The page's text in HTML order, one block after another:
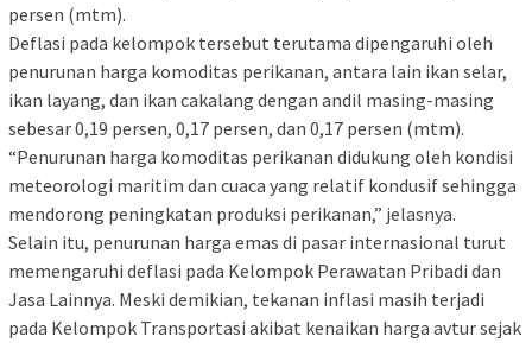
persen (mtm).
Deflasi pada kelompok tersebut terutama dipengaruhi oleh
penurunan harga komoditas perikanan, antara lain ikan selar,
ikan layang, dan ikan cakalang dengan andil masing-masing
sebesar 0,19 persen, 0,17 persen, dan 0,17 persen (mtm).
“Penurunan harga komoditas perikanan didukung oleh kondisi
meteorologi maritim dan cuaca yang relatif kondusif sehingga
mendorong peningkatan produksi perikanan,” jelasnya.
Selain itu, penurunan harga emas di pasar internasional turut
memengaruhi deflasi pada Kelompok Perawatan Pribadi dan
Jasa Lainnya. Meski demikian, tekanan inflasi masih terjadi
pada Kelompok Transportasi akibat kenaikan harga avtur sejak